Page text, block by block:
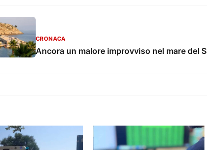
CRONACA
Ancora un malore improvviso nel mare del